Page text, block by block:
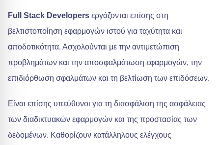
Full Stack Developers εργάζονται επίσης στη
βελτιστοποίηση εφαρμογών ιστού για ταχύτητα και
αποδοτικότητα. Ασχολούνται με την αντιμετώπιση
προβλημάτων και την αποσφαλμάτωση εφαρμογών, την
επιδιόρθωση σφαλμάτων και τη βελτίωση των επιδόσεων.
Είναι επίσης υπεύθυνοι για τη διασφάλιση της ασφάλειας
των διαδικτυακών εφαρμογών και της προστασίας των
δεδομένων. Καθορίζουν κατάλληλους ελέγχους